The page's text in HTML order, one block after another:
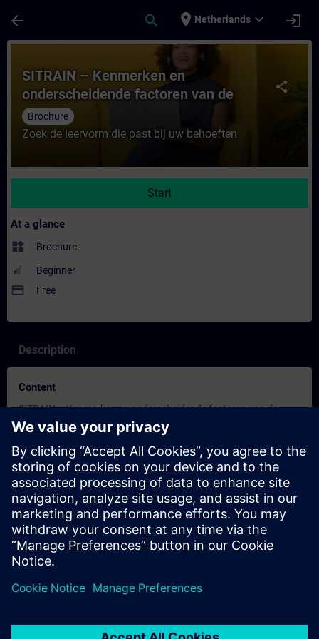
arrow_back search place Netherlands expand_more login
Course - SITRAIN – Kenmerken en
share
SITRAIN – Kenmerken en
onderscheidende factoren van de
leervormen
Brochure
Zoek de leervorm die past bij uw behoeften
Start
At a glance
widgets Brochure
Beginner
payment Free
Description
Content
SITRAIN – Kenmerken en onderscheidende factoren van de
leervormen